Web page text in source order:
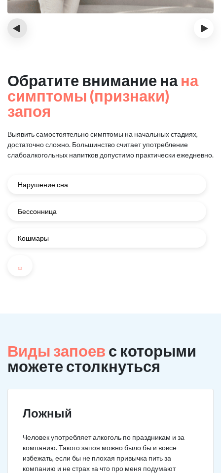
‹ ›
Обратите внимание нана
симптомы (признаки)
запоя
Выявить самостоятельно симптомы на начальных стадиях,
достаточно сложно. Большинство считает употребление
слабоалкогольных напитков допустимо практически ежедневно.
Нарушение сна
Бессонница
Кошмары
...
Виды запоев с которыми
можете столкнуться
Ложный
Человек употребляет алкоголь по праздникам и за
компанию. Такого запоя можно было бы и вовсе
избежать, если бы не плохая привычка пить за
компанию и не страх «а что про меня подумают